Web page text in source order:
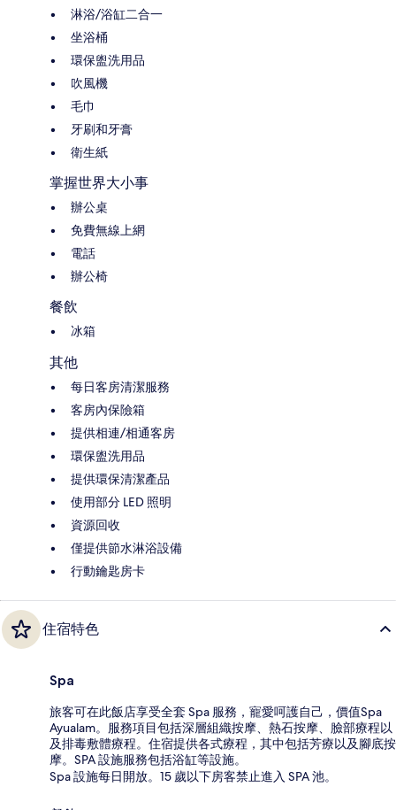
淋浴/浴缸二合一
坐浴桶
環保盥洗用品
吹風機
毛巾
牙刷和牙膏
衛生紙
掌握世界大小事
辦公桌
免費無線上網
電話
辦公椅
餐飲
冰箱
其他
每日客房清潔服務
客房內保險箱
提供相連/相通客房
環保盥洗用品
提供環保清潔產品
使用部分 LED 照明
資源回收
僅提供節水淋浴設備
行動鑰匙房卡
住宿特色
Spa
旅客可在此飯店享受全套 Spa 服務，寵愛呵護自己，價值Spa
Ayualam。服務項目包括深層組織按摩、熱石按摩、臉部療程以
及排毒敷體療程。住宿提供各式療程，其中包括芳療以及腳底按
摩。SPA 設施服務包括浴缸等設施。
Spa 設施每日開放。15 歲以下房客禁止進入 SPA 池。